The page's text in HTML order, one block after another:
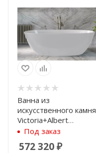
Ванна из
искусственного камня
Victoria+Albert
Barcelona 2 BA2-N-SW-
170x80 см, цвет белый
Под заказ
572 320₽